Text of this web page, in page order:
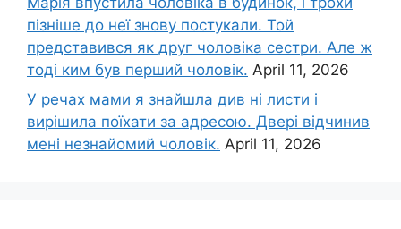
пізніше до неї знову постукали. Той
представився як друг чоловіка сестри. Але ж
тоді ким був перший чоловік. April 11, 2026
У речах мами я знайшла див ні листи і
вирішила поїхати за адресою. Двері відчинив
мені незнайомий чоловік. April 11, 2026